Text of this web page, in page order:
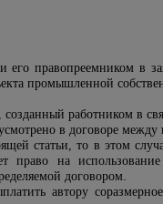
правопреемником в
промышленной
созданный работником в
в договоре
статьи, то в этом
на использование
договором.
автору